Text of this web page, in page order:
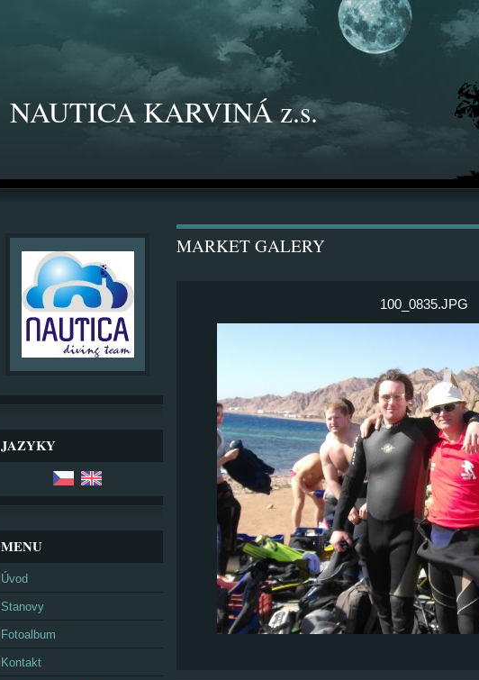
NAUTICA KARVINÁ z.s.
JAZYKY
MENU
Úvod
Stanovy
Fotoalbum
Kontakt
MARKET GALERY
100_0835.JPG